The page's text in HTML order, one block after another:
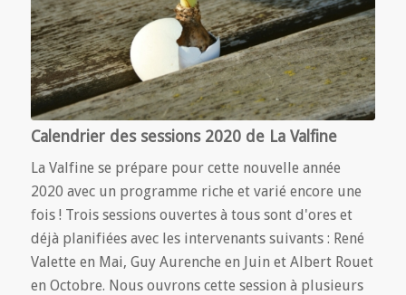
Calendrier des sessions 2020 de La Valfine
La Valfine se prépare pour cette nouvelle année
2020 avec un programme riche et varié encore une
fois ! Trois sessions ouvertes à tous sont d'ores et
déjà planifiées avec les intervenants suivants : René
Valette en Mai, Guy Aurenche en Juin et Albert Rouet
en Octobre. Nous ouvrons cette session à plusieurs